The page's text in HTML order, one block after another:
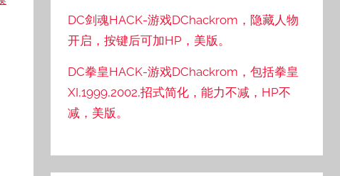
DC剑魂HACK-游戏DChackrom，隐藏人物
开启，按键后可加HP，美版。
DC拳皇HACK-游戏DChackrom，包括拳皇
XI,1999,2002,招式简化，能力不减，HP不
减，美版。